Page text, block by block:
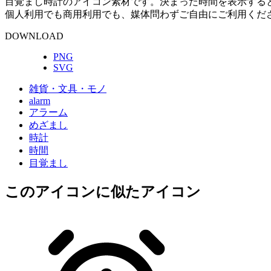
個人利用でも商用利用でも、媒体問わずご自由にご利用くだ
DOWNLOAD
PNG
SVG
雑貨・文具・モノ
alarm
アラーム
めざまし
時計
時間
目覚まし
このアイコンに似たアイコン